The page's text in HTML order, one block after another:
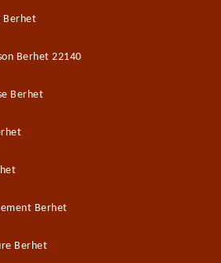
Berhet
Berhet 22140
Berhet
Berhet
Berhet